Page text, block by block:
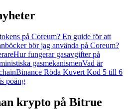
belöningar
på Coreum? En guide för att
bör jag använda på Coreum?
Hur fungerar gasavgifter på
gasmekanismenVad är
Binance Röda Kuvert Kod 5 till 6
poäng
krypto på Bitrue